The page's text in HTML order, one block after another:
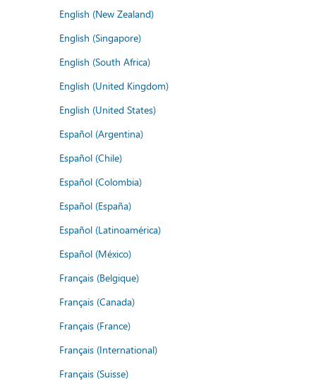
English (New Zealand)
English (Singapore)
English (South Africa)
English (United Kingdom)
English (United States)
Español (Argentina)
Español (Chile)
Español (Colombia)
Español (España)
Español (Latinoamérica)
Español (México)
Français (Belgique)
Français (Canada)
Français (France)
Français (International)
Français (Suisse)